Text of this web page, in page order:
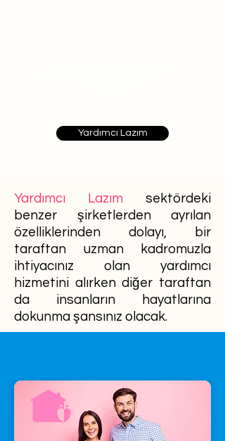
Yardımcı Lazım
Yardımcı Lazım sektördeki
benzer şirketlerden ayrılan
özelliklerinden dolayı, bir
taraftan uzman kadromuzla
ihtiyacınız olan yardımcı
hizmetini alırken diğer taraftan
da insanların hayatlarına
dokunma şansınız olacak.